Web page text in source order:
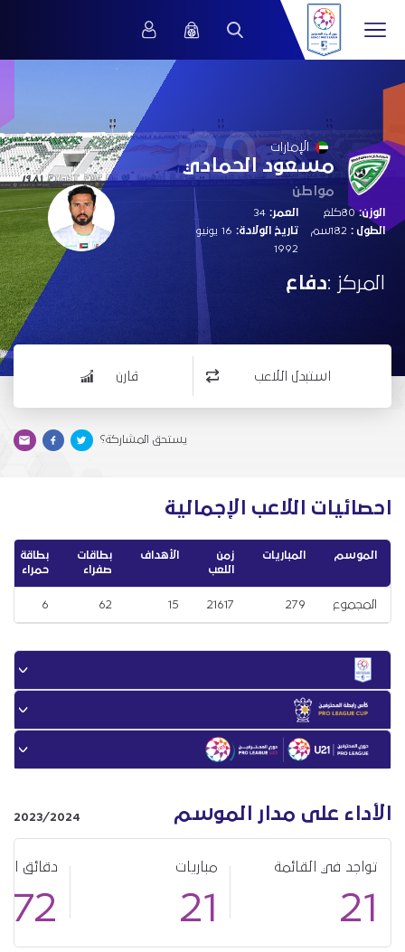
20 الإمارات
مسعود الحمادي
مواطن
الوزن:80كلغ
الطول :
العمر:
تاريخ الولادة:
16 يونيو
1992
المركز :دفاع
استبدل اللاعب قارن
يستحق المشاركة؟
احصائيات اللاعب الإجمالية
الموسم المباريات
زمن
اللعب
الأهداف
بطاقات
صفراء
بطاقة
حمراء
المجموع 279
21617
15
62
6
الأداء على مدار الموسم 2023/2024
تواجد في القائمة
21
مباريات
21
دقائق